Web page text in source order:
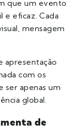
que um evento
e eficaz. Cada
mensagem
apresentação
com os
ser apenas um
global.
de